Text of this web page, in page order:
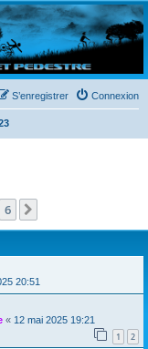
. Bonne navigation sur le site
Connexion
S’enregistrer
6
20:51
« 12 mai 2025 19:21
1 2